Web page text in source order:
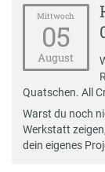
Mittwoch
05
August
Quatschen. All
Warst du noch
Werkstatt
dein eigenes